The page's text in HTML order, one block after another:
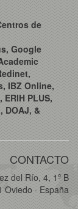
de
Google
IBZ Online,
PLUS,
DOAJ, &
CONTACTO
del Río, 4, 1º B
Oviedo · España